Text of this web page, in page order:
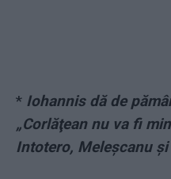
* Iohannis dă de
„Corlăţean nu va fi
Intotero, Meleşcanu şi